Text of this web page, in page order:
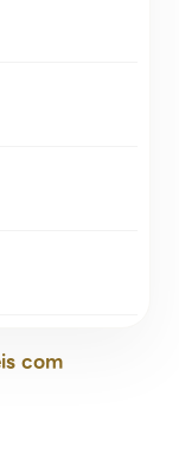
com